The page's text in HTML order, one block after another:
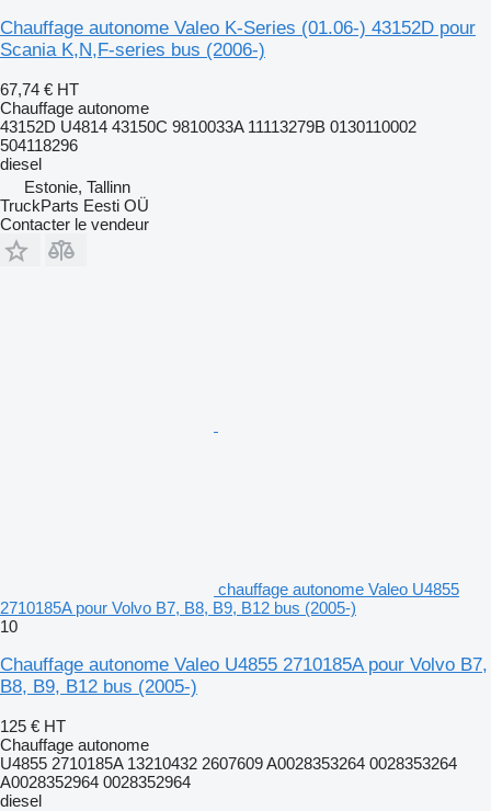
Chauffage autonome Valeo K-Series (01.06-) 43152D pour
Scania K,N,F-series bus (2006-)
67,74 € HT
Chauffage autonome
43152D U4814 43150C 9810033A 11113279B 0130110002
504118296
diesel
Estonie, Tallinn
TruckParts Eesti OÜ
Contacter le vendeur
chauffage autonome Valeo U4855
2710185A pour Volvo B7, B8, B9, B12 bus (2005-)
10
Chauffage autonome Valeo U4855 2710185A pour Volvo B7,
B8, B9, B12 bus (2005-)
125 € HT
Chauffage autonome
U4855 2710185A 13210432 2607609 A0028353264 0028353264
A0028352964 0028352964
diesel